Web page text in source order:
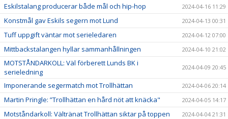
Eskilstalang producerar både mål och hip-hop 2024-04-16 11:29
Konstmål gav Eskils segern mot Lund 2024-04-13 00:31
Tuff uppgift väntar mot serieledaren 2024-04-12 07:00
Mittbackstalangen hyllar sammanhållningen 2024-04-10 21:02
MOTSTÅNDARKOLL: Väl förberett Lunds BK i
serieledning
2024-04-09 20:45
Imponerande segermatch mot Trollhättan 2024-04-06 20:14
Martin Pringle: ”Trollhättan en hård nöt att knäcka" 2024-04-05 14:17
Motståndarkoll: Vältränat Trollhättan siktar på toppen 2024-04-04 21:31